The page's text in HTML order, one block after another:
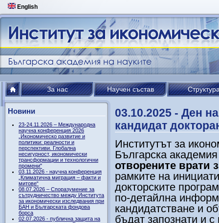
English
За нас Научен състав
Новини
23-24.11.2026 – Международна
научна конференция 2026
„Икономическо развитие и
политики: реалности и
перспективи. Глобална
несигурност, икономически
трансформации и технологични
промени"
03.11.2026 - научна конференция
„Климатична миграция – факти и
митове“
08.07.2026 – Споразумение за
сътрудничество между Института
за икономически изследвания при
БАН и Българската фондова
борса
02.07.2026 - публична защита на
03.10.2025 - Ден
кандидат
Институтът за
Българска
отворените врати
рамките на
докторските
по-детайлна
кандидатстване и
бъдат запознати и с